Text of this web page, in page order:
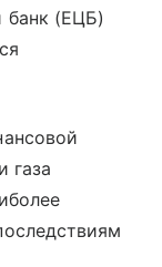
банк (ЕЦБ)
газа